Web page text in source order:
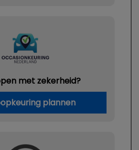
met zekerheid?
plannen